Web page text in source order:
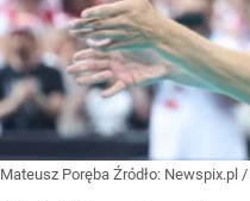
Mateusz Poręba Źródło: Newspix.pl /